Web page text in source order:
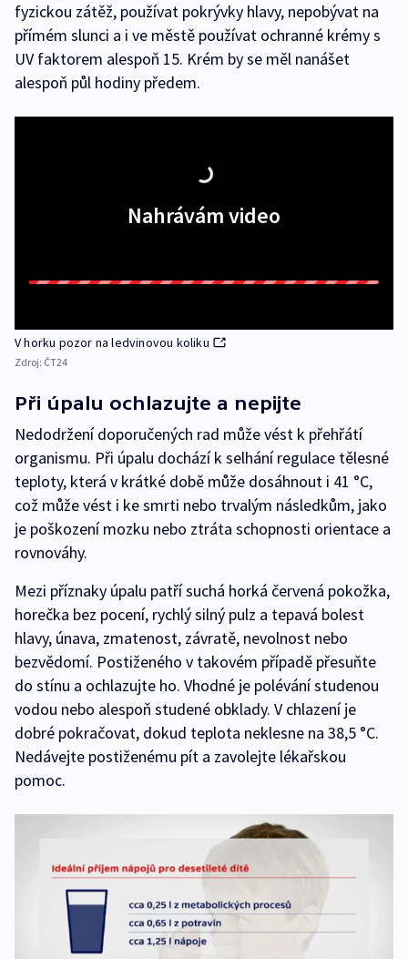
fyzickou zátěž, používat pokrývky hlavy, nepobývat na
přímém slunci a i ve městě používat ochranné krémy s
UV faktorem alespoň 15. Krém by se měl nanášet
alespoň půl hodiny předem.
Nahrávám video
V horku pozor na ledvinovou koliku
Zdroj: ČT24
Při úpalu ochlazujte a nepijte
Nedodržení doporučených rad může vést k přehřátí
organismu. Při úpalu dochází k selhání regulace tělesné
teploty, která v krátké době může dosáhnout i 41 °C,
což může vést i ke smrti nebo trvalým následkům, jako
je poškození mozku nebo ztráta schopnosti orientace a
rovnováhy.
Mezi příznaky úpalu patří suchá horká červená pokožka,
horečka bez pocení, rychlý silný pulz a tepavá bolest
hlavy, únava, zmatenost, závratě, nevolnost nebo
bezvědomí. Postiženého v takovém případě přesuňte
do stínu a ochlazujte ho. Vhodné je polévání studenou
vodou nebo alespoň studené obklady. V chlazení je
dobré pokračovat, dokud teplota neklesne na 38,5 °C.
Nedávejte postiženému pít a zavolejte lékařskou
pomoc.